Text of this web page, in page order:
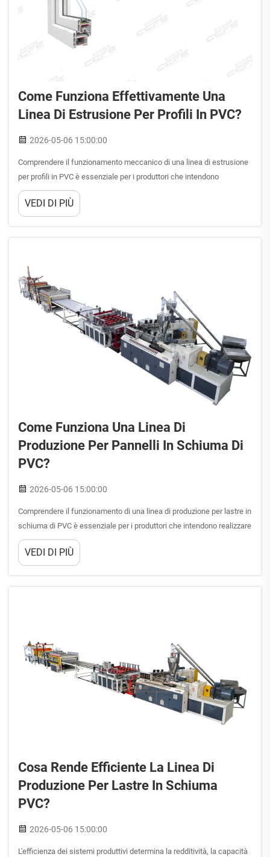
Come Funziona Effettivamente Una
Linea Di Estrusione Per Profili In PVC?
2026-05-06 15:00:00
Comprendere il funzionamento meccanico di una linea di estrusione
per profili in PVC è essenziale per i produttori che intendono
ottimizzare l’efficienza produttiva e la qualità del prodotto nel settore
dei materiali da costruzione. Questo sistema industriale trasforma il
VEDI DI PIÙ
Come Funziona Una Linea Di
Produzione Per Pannelli In Schiuma Di
PVC?
2026-05-06 15:00:00
Comprendere il funzionamento di una linea di produzione per lastre in
schiuma di PVC è essenziale per i produttori che intendono realizzare
lastre plastiche di alta qualità e leggere, utilizzate nei settori
dell'edilizia, della pubblicità, dell'arredamento e della decorazione.
VEDI DI PIÙ
Cosa Rende Efficiente La Linea Di
Produzione Per Lastre In Schiuma
PVC?
2026-05-06 15:00:00
L'efficienza dei sistemi produttivi determina la redditività, la capacità